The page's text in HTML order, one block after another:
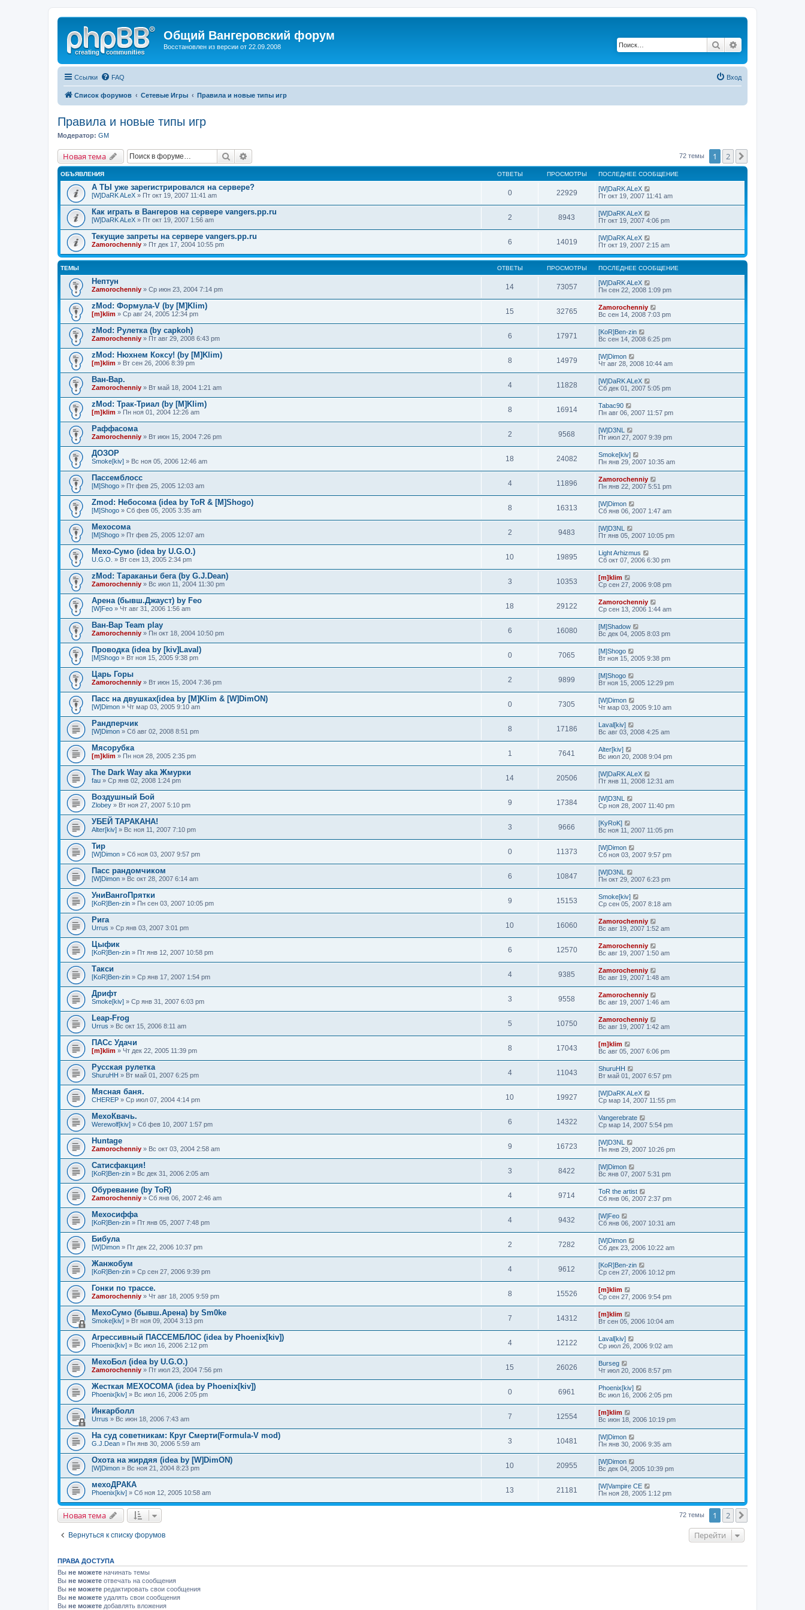
Общий Вангеровский форум
Восстановлен из версии от 22.09.2008 Поиск
Ссылки FAQ Вход
Список форумов Сетевые Игры Правила и новые типы игр
Правила и новые типы игр
Модератор: GM
Новая тема Поиск 72 темы 1 2
ОБЪЯВЛЕНИЯ ОТВЕТЫ ПРОСМОТРЫ ПОСЛЕДНЕЕ СООБЩЕНИЕ
А ТЫ уже зарегистрировался на сервере?
[W]DaRK ALeX » Пт окт 19, 2007 11:41 am 0 22929
[W]DaRK ALeX
Пт окт 19, 2007 11:41 am
Как играть в Вангеров на сервере vangers.pp.ru
[W]DaRK ALeX » Пт окт 19, 2007 1:56 am 2 8943
[W]DaRK ALeX
Пт окт 19, 2007 4:06 pm
Текущие запреты на сервере vangers.pp.ru
Zamorochenniy » Пт дек 17, 2004 10:55 pm 6 14019
[W]DaRK ALeX
Пт окт 19, 2007 2:15 am
ТЕМЫ ОТВЕТЫ ПРОСМОТРЫ ПОСЛЕДНЕЕ СООБЩЕНИЕ
Нептун
Zamorochenniy » Ср июн 23, 2004 7:14 pm 14 73057
[W]DaRK ALeX
Пн сен 22, 2008 1:09 pm
zMod: Формула-V (by [M]Klim)
[m]klim » Ср авг 24, 2005 12:34 pm 15 32765
Zamorochenniy
Вс сен 14, 2008 7:03 pm
zMod: Рулетка (by capkoh)
Zamorochenniy » Пт авг 29, 2008 6:43 pm 6 17971
[KoR]Ben-zin
Вс сен 14, 2008 6:25 pm
zMod: Нюхнем Коксу! (by [M]Klim)
[m]klim » Вт сен 26, 2006 8:39 pm 8 14979
[W]Dimon
Чт авг 28, 2008 10:44 am
Ван-Вар.
Zamorochenniy » Вт май 18, 2004 1:21 am 4 11828
[W]DaRK ALeX
Сб дек 01, 2007 5:05 pm
zMod: Трак-Триал (by [M]Klim)
[m]klim » Пн ноя 01, 2004 12:26 am 8 16914
Tabac90
Пн авг 06, 2007 11:57 pm
Раффасома
Zamorochenniy » Вт июн 15, 2004 7:26 pm 2 9568
[W]D3NL
Пт июл 27, 2007 9:39 pm
ДОЗОР
Smoke[kiv] » Вс ноя 05, 2006 12:46 am 18 24082
Smoke[kiv]
Пн янв 29, 2007 10:35 am
Пассемблосс
[M]Shogo » Пт фев 25, 2005 12:03 am 4 11896
Zamorochenniy
Пн янв 22, 2007 5:51 pm
Zmod: Небосома (idea by ToR & [M]Shogo)
[M]Shogo » Сб фев 05, 2005 3:35 am 8 16313
[W]Dimon
Сб янв 06, 2007 1:47 am
Мехосома
[M]Shogo » Пт фев 25, 2005 12:07 am 2 9483
[W]D3NL
Пт янв 05, 2007 10:05 pm
Мехо-Сумо (idea by U.G.O.)
U.G.O. » Вт сен 13, 2005 2:34 pm 10 19895
Light Arhizmus
Сб окт 07, 2006 6:30 pm
zMod: Тараканьи бега (by G.J.Dean)
Zamorochenniy » Вс июл 11, 2004 11:30 pm 3 10353
[m]klim
Ср сен 27, 2006 9:08 pm
Арена (бывш.Джауст) by Feo
[W]Feo » Чт авг 31, 2006 1:56 am 18 29122
Zamorochenniy
Ср сен 13, 2006 1:44 am
Ван-Вар Team play
Zamorochenniy » Пн окт 18, 2004 10:50 pm 6 16080
[M]Shadow
Вс дек 04, 2005 8:03 pm
Проводка (idea by [kiv]Laval)
[M]Shogo » Вт ноя 15, 2005 9:38 pm 0 7065
[M]Shogo
Вт ноя 15, 2005 9:38 pm
Царь Горы
Zamorochenniy » Вт июн 15, 2004 7:36 pm 2 9899
[M]Shogo
Вт ноя 15, 2005 12:29 pm
Пасс на двушках(idea by [M]Klim & [W]DimON)
[W]Dimon » Чт мар 03, 2005 9:10 am 0 7305
[W]Dimon
Чт мар 03, 2005 9:10 am
Рандперчик
[W]Dimon » Сб авг 02, 2008 8:51 pm 8 17186
Laval[kiv]
Вс авг 03, 2008 4:25 am
Мясорубка
[m]klim » Пн ноя 28, 2005 2:35 pm 1 7641
Alter[kiv]
Вс июл 20, 2008 9:04 pm
The Dark Way aka Жмурки
fau » Ср янв 02, 2008 1:24 pm 14 20506
[W]DaRK ALeX
Пт янв 11, 2008 12:31 am
Воздушный Бой
Zlobey » Вт ноя 27, 2007 5:10 pm 9 17384
[W]D3NL
Ср ноя 28, 2007 11:40 pm
УБЕЙ ТАРАКАНА!
Alter[kiv] » Вс ноя 11, 2007 7:10 pm 3 9666
[KyRoK]
Вс ноя 11, 2007 11:05 pm
Тир
[W]Dimon » Сб ноя 03, 2007 9:57 pm 0 11373
[W]Dimon
Сб ноя 03, 2007 9:57 pm
Пасс рандомчиком
[W]Dimon » Вс окт 28, 2007 6:14 am 6 10847
[W]D3NL
Пн окт 29, 2007 6:23 pm
УниВангоПрятки
[KoR]Ben-zin » Пн сен 03, 2007 10:05 pm 9 15153
Smoke[kiv]
Ср сен 05, 2007 8:18 am
Рига
Urrus » Ср янв 03, 2007 3:01 pm 10 16060
Zamorochenniy
Вс авг 19, 2007 1:52 am
Цыфик
[KoR]Ben-zin » Пт янв 12, 2007 10:58 pm 6 12570
Zamorochenniy
Вс авг 19, 2007 1:50 am
Такси
[KoR]Ben-zin » Ср янв 17, 2007 1:54 pm 4 9385
Zamorochenniy
Вс авг 19, 2007 1:48 am
Дрифт
Smoke[kiv] » Ср янв 31, 2007 6:03 pm 3 9558
Zamorochenniy
Вс авг 19, 2007 1:46 am
Leap-Frog
Urrus » Вс окт 15, 2006 8:11 am 5 10750
Zamorochenniy
Вс авг 19, 2007 1:42 am
ПАСс Удачи
[m]klim » Чт дек 22, 2005 11:39 pm 8 17043
[m]klim
Вс авг 05, 2007 6:06 pm
Русская рулетка
ShuruHH » Вт май 01, 2007 6:25 pm 4 11043
ShuruHH
Вт май 01, 2007 6:57 pm
Мясная баня.
CHEREP » Ср июл 07, 2004 4:14 pm 10 19927
[W]DaRK ALeX
Ср мар 14, 2007 11:55 pm
МехоКвачь.
Werewolf[kiv] » Сб фев 10, 2007 1:57 pm 6 14322
Vangerebrate
Ср мар 14, 2007 5:54 pm
Huntage
Zamorochenniy » Вс окт 03, 2004 2:58 am 9 16723
[W]D3NL
Пн янв 29, 2007 10:26 pm
Сатисфакция!
[KoR]Ben-zin » Вс дек 31, 2006 2:05 am 3 8422
[W]Dimon
Вс янв 07, 2007 5:31 pm
Обуревание (by ToR)
Zamorochenniy » Сб янв 06, 2007 2:46 am 4 9714
ToR the artist
Сб янв 06, 2007 2:37 pm
Мехосиффа
[KoR]Ben-zin » Пт янв 05, 2007 7:48 pm 4 9432
[W]Feo
Сб янв 06, 2007 10:31 am
Бибула
[W]Dimon » Пт дек 22, 2006 10:37 pm 2 7282
[W]Dimon
Сб дек 23, 2006 10:22 am
Жанжобум
[KoR]Ben-zin » Ср сен 27, 2006 9:39 pm 4 9612
[KoR]Ben-zin
Ср сен 27, 2006 10:12 pm
Гонки по трассе.
Zamorochenniy » Чт авг 18, 2005 9:59 pm 8 15526
[m]klim
Ср сен 27, 2006 9:54 pm
МехоСумо (бывш.Арена) by Sm0ke
Smoke[kiv] » Вт ноя 09, 2004 3:13 pm 7 14312
[m]klim
Вт сен 05, 2006 10:04 am
Агрессивный ПАССЕМБЛОС (idea by Phoenix[kiv])
Phoenix[kiv] » Вс июл 16, 2006 2:12 pm 4 12122
Laval[kiv]
Ср июл 26, 2006 9:02 am
МехоБол (idea by U.G.O.)
Zamorochenniy » Пт июл 23, 2004 7:56 pm 15 26026
Burseg
Чт июл 20, 2006 8:57 pm
Жесткая МЕХОСОМА (idea by Phoenix[kiv])
Phoenix[kiv] » Вс июл 16, 2006 2:05 pm 0 6961
Phoenix[kiv]
Вс июл 16, 2006 2:05 pm
Инкарболл
Urrus » Вс июн 18, 2006 7:43 am 7 12554
[m]klim
Вс июн 18, 2006 10:19 pm
На суд советникам: Круг Смерти(Formula-V mod)
G.J.Dean » Пн янв 30, 2006 5:59 am 3 10481
[W]Dimon
Пн янв 30, 2006 9:35 am
Охота на жирдяя (idea by [W]DimON)
[W]Dimon » Вс ноя 21, 2004 8:23 pm 10 20955
[W]Dimon
Вс дек 04, 2005 10:39 pm
мехоДРАКА
Phoenix[kiv] » Сб ноя 12, 2005 10:58 am 13 21181
[W]Vampire CE
Пн ноя 28, 2005 1:12 pm
Новая тема 72 темы 1 2
Вернуться к списку форумов Перейти
ПРАВА ДОСТУПА
Вы не можете начинать темы
Вы не можете отвечать на сообщения
Вы не можете редактировать свои сообщения
Вы не можете удалять свои сообщения
Вы не можете добавлять вложения